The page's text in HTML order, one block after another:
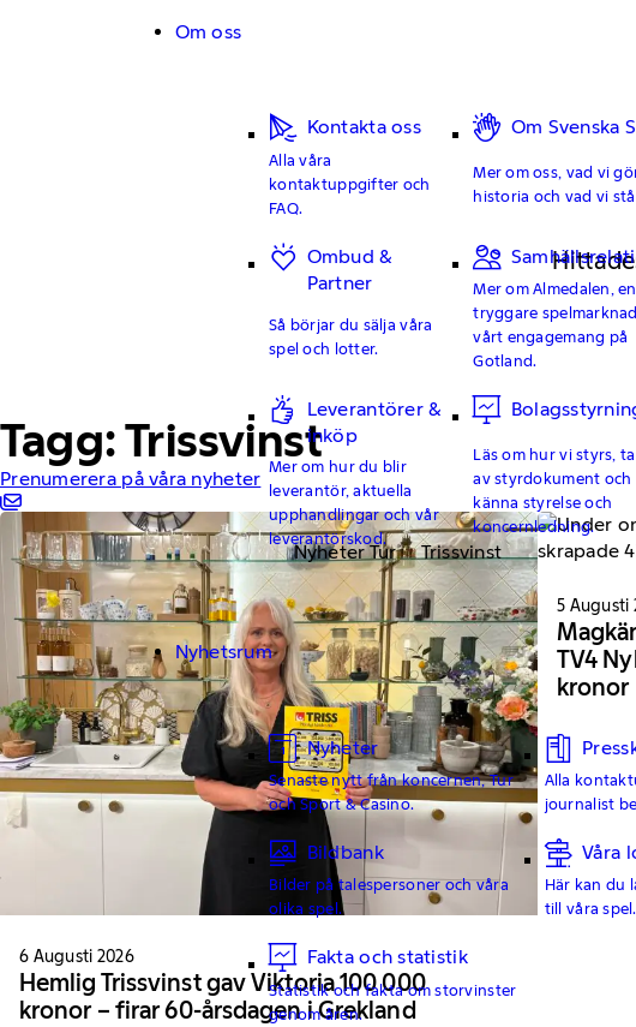
Om oss
Kontakta oss
Alla våra
kontaktuppgifter och
FAQ.
Om Svenska
Mer om oss, vad vi
historia och vad vi
Ombud &
Partner
Så börjar du sälja våra
spel och lotter.
Mer om Almedalen, en
tryggare
vårt engagemang på
Gotland.
Leverantörer &
inköp
Mer om hur du blir
leverantör, aktuella
upphandlingar och vår
leverantörskod.
Läs om hur vi styrs,
av styrdokument och
känna styrelse och
koncernledning.
Nyhetsrum
Nyheter
Senaste nytt från koncernen, Tur
och Sport & Casino.
Alla
journalist
Bildbank
Bilder på talespersoner och våra
olika spel.
Våra
Här kan du
till våra spel.
Fakta och statistik
Statistik och fakta om storvinster
genom åren.
Tagg: Trissvinst
Prenumerera på våra nyheter
Nyheter Tur Trissvinst
6 Augusti 2026
Hemlig Trissvinst gav Viktoria 100 000
kronor – firar 60-årsdagen i Grekland
5 Augusti
TV4
kronor